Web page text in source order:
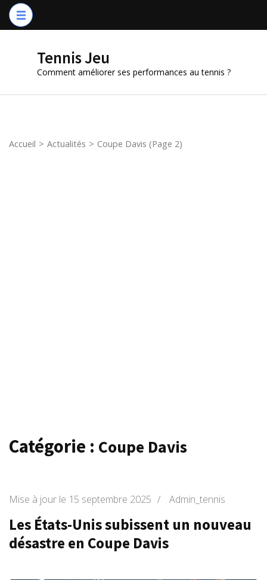
Aller
au
(PressezTennis Jeu
Comment améliorer ses performances au tennis ?
Accueil > Actualités > Coupe Davis (Page 2)
Catégorie : Coupe Davis
Mise à jour le 15 septembre 2025 / Admin_tennis
Les États-Unis subissent un nouveau
désastre en Coupe Davis